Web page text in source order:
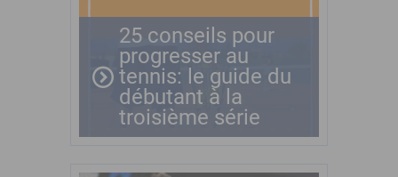
25 conseils pour
progresser au
tennis: le guide du
débutant à la
troisième série